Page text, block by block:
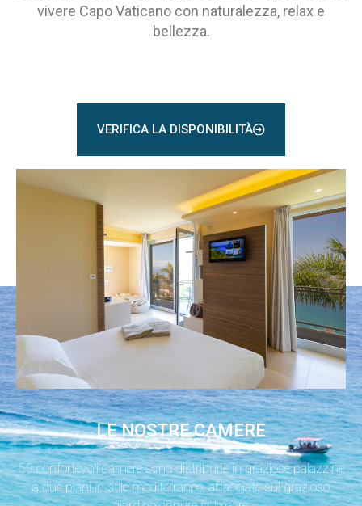
vivere Capo Vaticano con naturalezza, relax e
bellezza.
VERIFICA LA DISPONIBILITÀ
LE NOSTRE CAMERE
50 confortevoli camere sono distribuite in graziose palazzine
a due piani in stile mediterraneo, affacciate sul grazioso